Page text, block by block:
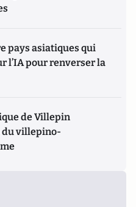
pays asiatiques qui
l’IA pour renverser la
de Villepin
du villepino-